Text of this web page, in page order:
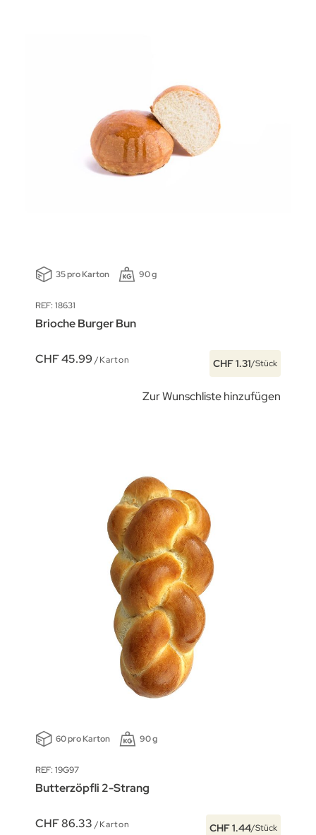
35 pro Karton 90 g
REF: 18631
Brioche Burger Bun
CHF 45.99 /Karton CHF 1.31/Stück
Zur Wunschliste hinzufügen
60 pro Karton 90 g
REF: 19G97
Butterzöpfli 2-Strang
CHF 86.33 /Karton CHF 1.44/Stück